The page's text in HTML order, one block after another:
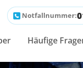
Notfallnummer:
Häufige